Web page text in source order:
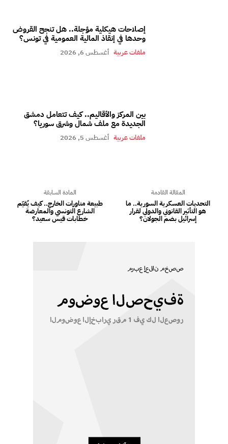
إصلاحات هيكلية مؤجلة.. هل تنجح القروض
وحدها في إنقاذ المالية العمومية في تونس؟
ملفات عربية أغسطس 6, 2026
بين المركز والأقاليم.. كيف تتعامل دمشق
الجديدة مع ملف شمال وشرق سوريا؟
ملفات عربية أغسطس 5, 2026
المادة السابقة
طبيعة مناورات الخارج.. كيف يُقيّم
الشارع التونسي والمعارضة
خطابات قيس سعيد؟
المقالة القادمة
التحديات العسكرية السورية.. ما
هو التأثير القانوني والدولي لقرار
إسرائيل بضم الجولان؟